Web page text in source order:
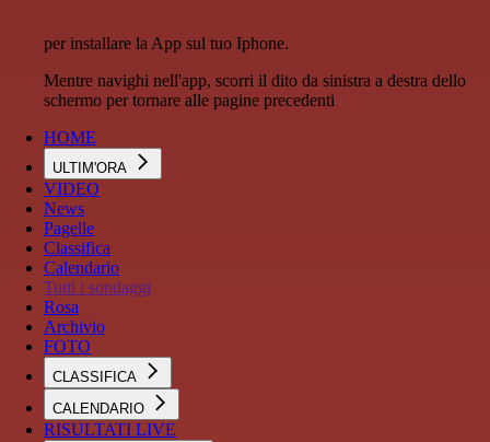
per installare la App sul tuo Iphone.
Mentre navighi nell'app, scorri il dito da sinistra a destra dello
schermo per tornare alle pagine precedenti
HOME
ULTIM'ORA
VIDEO
News
Pagelle
Classifica
Calendario
Tutti i sondaggi
Rosa
Archivio
FOTO
CLASSIFICA
CALENDARIO
RISULTATI LIVE